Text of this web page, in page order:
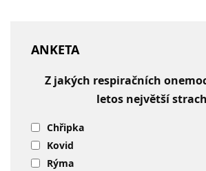
ANKETA
Z jakých respiračních
letos největší
Chřipka
Kovid
Rýma